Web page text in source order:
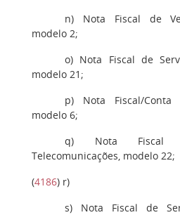
n) Nota Fiscal de
modelo 2;
o) Nota Fiscal de
modelo 21;
p) Nota Fiscal/Conta
modelo 6;
q) Nota Fiscal
Telecomunicações, modelo 22;
(4186) r)
s) Nota Fiscal de